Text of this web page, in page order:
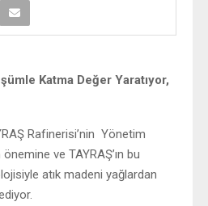
Katma Değer Yaratıyor,
Rafinerisi’nin Yönetim
ve TAYRAŞ’ın bu
atık madeni yağlardan